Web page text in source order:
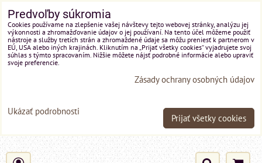
Predvoľby súkromia
Cookies používame na zlepšenie vašej návštevy tejto webovej stránky, analýzu jej
výkonnosti a zhromažďovanie údajov o jej používaní. Na tento účel môžeme použiť
nástroje a služby tretích strán a zhromaždené údaje sa môžu preniesť k partnerom v
EÚ, USA alebo iných krajinách. Kliknutím na „Prijať všetky cookies“ vyjadrujete svoj
súhlas s týmto spracovaním. Nižšie môžete nájsť podrobné informácie alebo upraviť
svoje preferencie.
Zásady ochrany osobných údajov
Ukázať podrobnosti
Prijať všetky cookies